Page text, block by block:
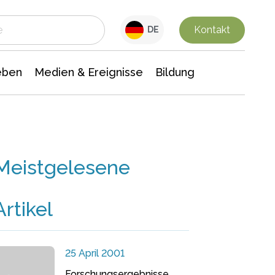
DE Kontakt
Medien & Ereignisse Bildung
25 April 2001